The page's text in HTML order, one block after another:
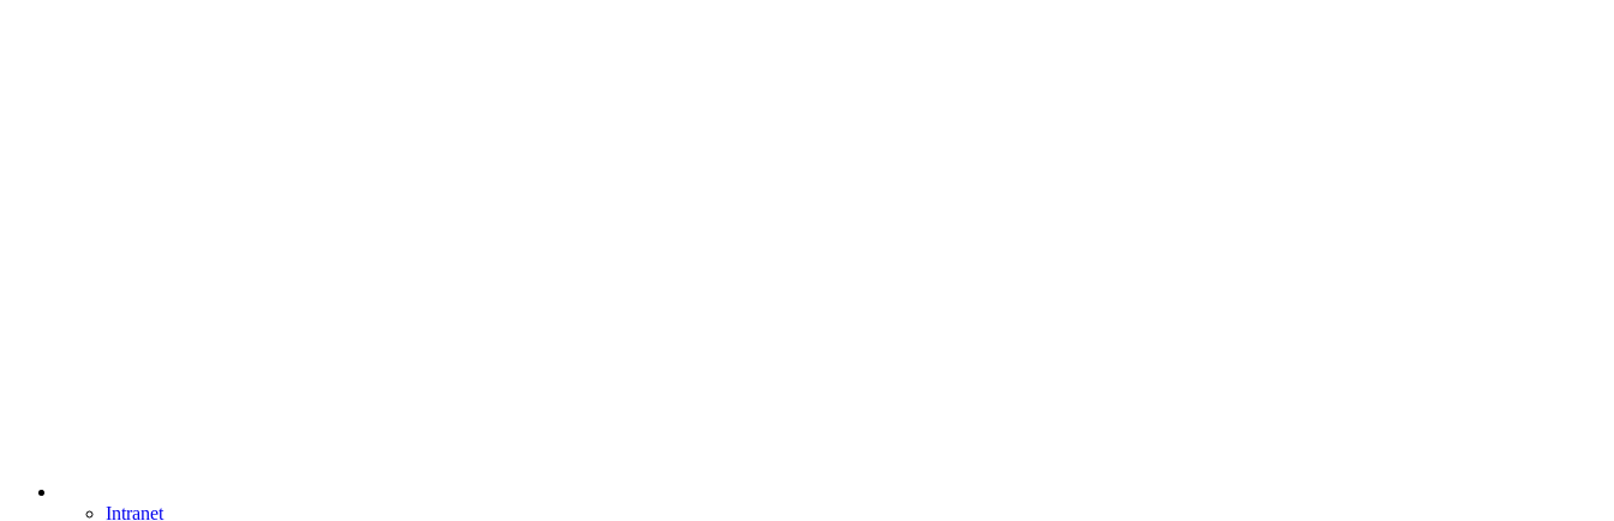
Intranet